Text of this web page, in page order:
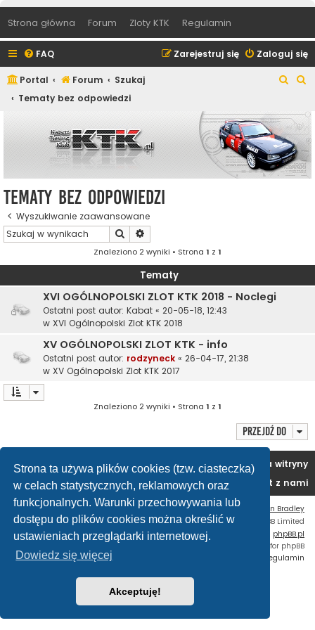
Strona ta używa plików cookies (tzw. ciasteczka)
w celach statystycznych, reklamowych oraz
funkcjonalnych. Warunki przechowywania lub
dostępu do plików cookies można określić w
ustawieniach przeglądarki internetowej.
Dowiedz się więcej
Akceptuję!
Strona główna Forum Zloty KTK Regulamin
FAQ Zaloguj się
Zarejestruj się
Portal Forum
Szukaj
Tematy bez odpowiedzi
u
k
a
u
k
a
j
Tematy bez odpowiedzi
Wyszukiwanie zaawansowane
Szukaj
Znaleziono 2 wyniki • Strona 1 z 1
Tematy
XVI OGÓLNOPOLSKI ZLOT KTK 2018 - Noclegi
Ostatni post autor: Kabat « 20-05-18, 12:43
w XVI Ogólnopolski Zlot KTK 2018
XV OGÓLNOPOLSKI ZLOT KTK - info
Ostatni post autor: rodzyneck « 26-04-17, 21:38
w XV Ogólnopolski Zlot KTK 2017
Znaleziono 2 wyniki • Strona 1 z 1
Przejdź do
Portal Forum
Usuń ciasteczka witryny
Kontakt z nami
Flat Style by
Ian Bradley
Technologię dostarczaphpBB® Forum Software © phpBB Limited
Polski pakiet językowy dostarcza phpBB.pl
extension for phpBB
Regulamin